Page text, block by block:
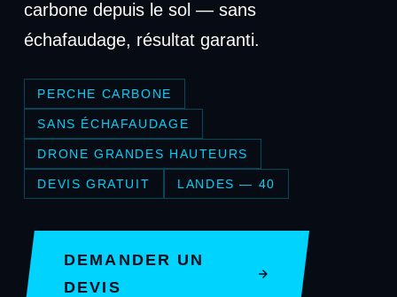
carbone depuis le sol — sans
échafaudage, résultat garanti.
PERCHE CARBONE
SANS ÉCHAFAUDAGE
DRONE GRANDES HAUTEURS
DEVIS GRATUIT LANDES — 40
DEMANDER UN
DEVIS